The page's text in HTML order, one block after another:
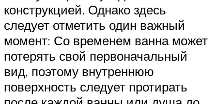
конструкцией. Однако здесь
следует отметить один важный
момент: Со временем ванна может
потерять свой первоначальный
вид, поэтому внутреннюю
поверхность следует протирать